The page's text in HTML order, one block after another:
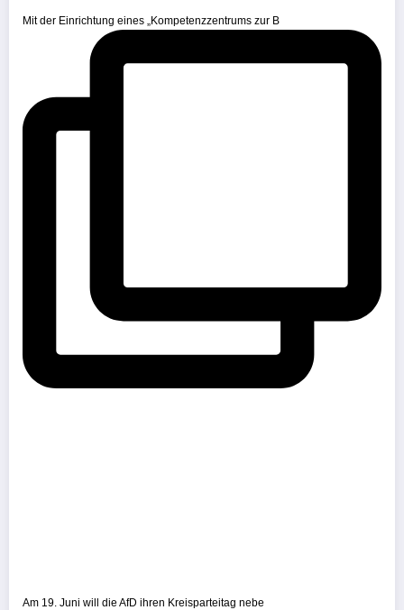
Mit der Einrichtung eines „Kompetenzzentrums zur B
Am 19. Juni will die AfD ihren Kreisparteitag nebe